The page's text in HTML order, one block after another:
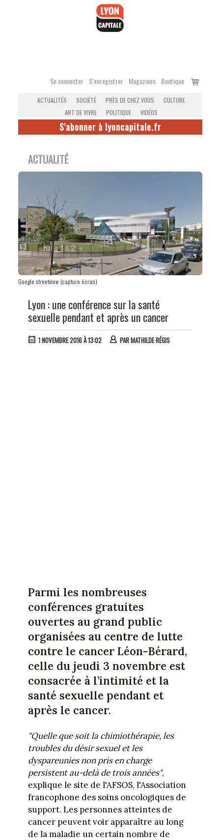
Se connecter S’enregistrer Magazines Boutique
Voir
ACTUALITÉS SOCIÉTÉ PRÈS DE CHEZ VOUS
CULTURE
ART DE VIVRE
POLITIQUE VIDÉOS
S'abonner à lyoncapitale.fr
ACTUALITÉ
Google streetview (capture écran)
Lyon : une conférence sur la santé
sexuelle pendant et après un cancer
1 NOVEMBRE 2016 À 13:02 PARMATHILDE RÉGIS
Parmi les nombreuses
conférences gratuites
ouvertes au grand public
organisées au centre de lutte
contre le cancer Léon-Bérard,
celle du jeudi 3 novembre est
consacrée à l’intimité et la
santé sexuelle pendant et
après le cancer.
"Quelle que soit la chimiothérapie, les
troubles du désir sexuel et les
dyspareunies non pris en charge
persistent au-delà de trois années",
explique le site de l'AFSOS, l'Association
francophone des soins oncologiques de
support. Les personnes atteintes de
cancer peuvent voir apparaître au long
de la maladie un certain nombre de